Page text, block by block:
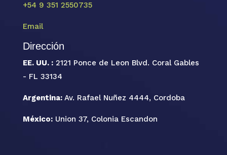
+54 9 351 2550735
Email
Dirección
EE. UU. : 2121 Ponce de Leon Blvd. Coral Gables
- FL 33134
Argentina: Av. Rafael Nuñez 4444, Cordoba
México: Union 37, Colonia Escandon